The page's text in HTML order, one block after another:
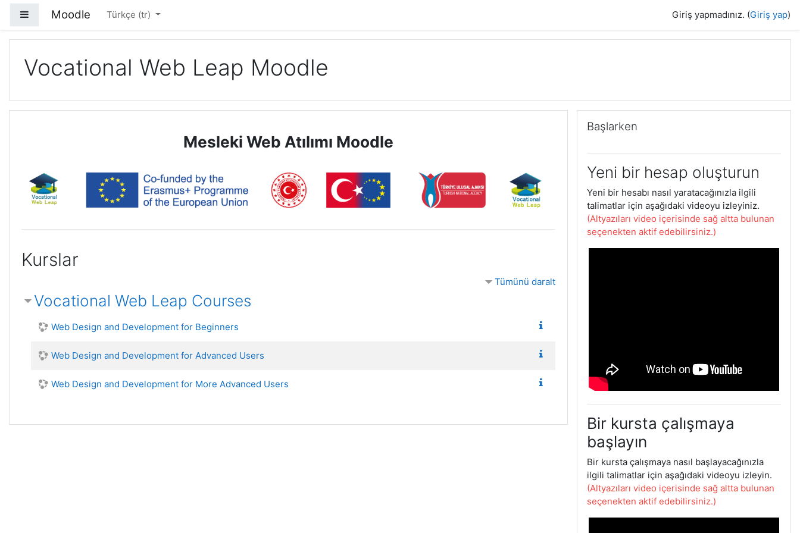
Yan panelMoodle Türkçe ‎(tr)‎ Giriş yapmadınız. (Giriş yap)
Vocational Web Leap Moodle
Mesleki Web Atılımı Moodle
Kurslar
Tümünü daralt
Vocational Web Leap Courses
Web Design and Development for Beginners
Web Design and Development for Advanced Users
Web Design and Development for More Advanced Users
Başlarken
Yeni bir hesap oluşturun
Yeni bir hesabı nasıl yaratacağınızla ilgili
talimatlar için aşağıdaki videoyu izleyiniz.
(Altyazıları video içerisinde sağ altta bulunan
seçenekten aktif edebilirsiniz.)
Bir kursta çalışmaya
başlayın
Bir kursta çalışmaya nasıl başlayacağınızla
ilgili talimatlar için aşağıdaki videoyu izleyin.
(Altyazıları video içerisinde sağ altta bulunan
seçenekten aktif edebilirsiniz.)